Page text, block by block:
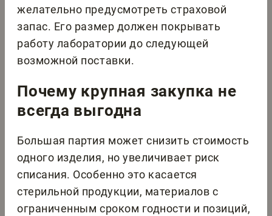
желательно предусмотреть страховой
запас. Его размер должен покрывать
работу лаборатории до следующей
возможной поставки.
Почему крупная закупка не
всегда выгодна
Большая партия может снизить стоимость
одного изделия, но увеличивает риск
списания. Особенно это касается
стерильной продукции, материалов с
ограниченным сроком годности и позиций,